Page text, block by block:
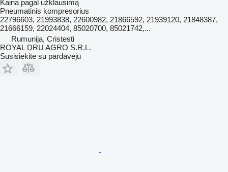
Kaina pagal užklausimą
Pneumatinis kompresorius
22796603, 21993838, 22600982, 21866592, 21939120, 21848387,
21666159, 22024404, 85020700, 85021742,...
Rumunija, Cristesti
ROYAL DRU AGRO S.R.L.
Susisiekite su pardavėju